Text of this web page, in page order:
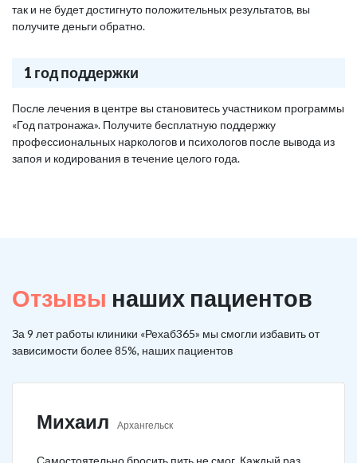
так и не будет достигнуто положительных результатов, вы
получите деньги обратно.
1 год поддержки
После лечения в центре вы становитесь участником программы
«Год патронажа». Получите бесплатную поддержку
профессиональных наркологов и психологов после вывода из
запоя и кодирования в течение целого года.
Отзывы наших пациентов
За 9 лет работы клиники «Рехаб365» мы смогли избавить от
зависимости более 85%, наших пациентов
Михаил Архангельск
Самостоятельно бросить пить не смог. Каждый раз